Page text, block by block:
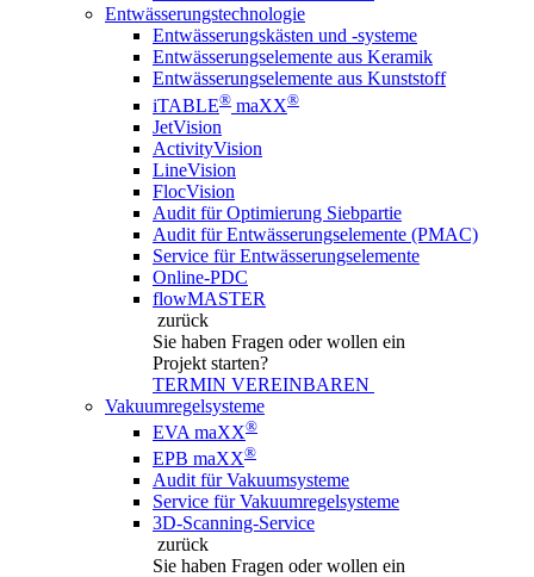
Entwässerungstechnologie
Entwässerungskästen und -systeme
Entwässerungselemente aus Keramik
Entwässerungselemente aus Kunststoff
iTABLE® maXX®
JetVision
ActivityVision
LineVision
FlocVision
Audit für Optimierung Siebpartie
Audit für Entwässerungselemente (PMAC)
Service für Entwässerungselemente
Online-PDC
flowMASTER
zurück
Sie haben Fragen oder wollen ein
Projekt starten?
TERMIN VEREINBAREN
Vakuumregelsysteme
EVA maXX®
EPB maXX®
Audit für Vakuumsysteme
Service für Vakuumregelsysteme
3D-Scanning-Service
zurück
Sie haben Fragen oder wollen ein